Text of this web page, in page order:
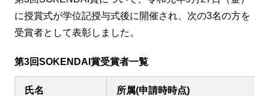
に授賞式が学位記授与式後に開催され、次の3名の方を
受賞者として表彰しました。
第3回SOKENDAI賞受賞者一覧
氏名 所属(申請時時点)